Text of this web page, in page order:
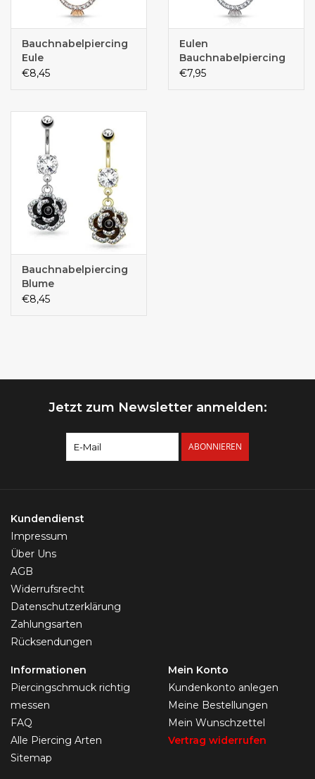
Bauchnabelpiercing
Eule
€8,45
Eulen
Bauchnabelpiercing
€7,95
Bauchnabelpiercing
Blume
€8,45
Jetzt zum Newsletter anmelden:
ABONNIEREN
Kundendienst
Impressum
Über Uns
AGB
Widerrufsrecht
Datenschutzerklärung
Zahlungsarten
Rücksendungen
Informationen
Piercingschmuck richtig
messen
FAQ
Alle Piercing Arten
Sitemap
Mein Konto
Kundenkonto anlegen
Meine Bestellungen
Mein Wunschzettel
Vertrag widerrufen